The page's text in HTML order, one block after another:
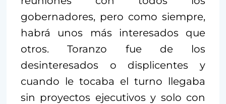
gobernadores, pero como siempre,
habrá unos más interesados que
otros. Toranzo fue de los
desinteresados o displicentes y
cuando le tocaba el turno llegaba
sin proyectos ejecutivos y solo con